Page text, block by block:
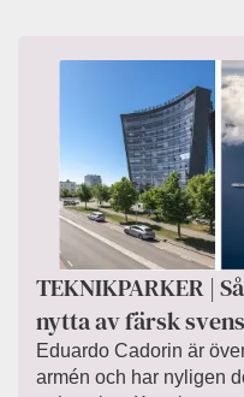
TEKNIKPARKER |
nytta av färsk
Eduardo Cadorin är
armén och har nyligen